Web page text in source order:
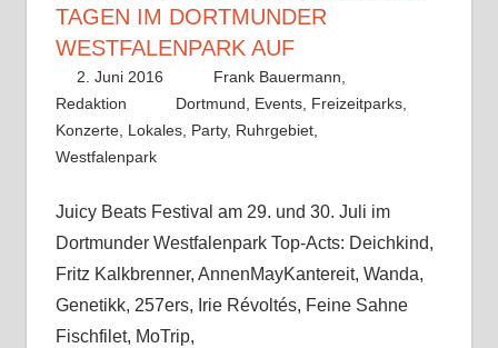
TAGEN IM DORTMUNDER
WESTFALENPARK AUF
2. Juni 2016
Frank Bauermann,
Redaktion
Dortmund Events Freizeitparks
Konzerte, Lokales, Party, Ruhrgebiet,
Westfalenpark
Juicy Beats Festival am 29. und 30. Juli im
Dortmunder Westfalenpark Top-Acts: Deichkind,
Fritz Kalkbrenner, AnnenMayKantereit, Wanda,
Genetikk, 257ers, Irie Révoltés, Feine Sahne
Fischfilet, MoTrip,